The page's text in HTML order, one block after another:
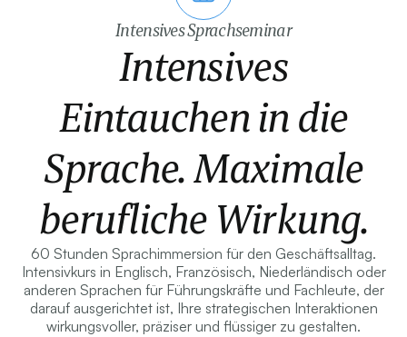
Intensives Sprachseminar
Intensives
Eintauchen in die
Sprache. Maximale
berufliche Wirkung.
60 Stunden Sprachimmersion für den Geschäftsalltag.
Intensivkurs in Englisch, Französisch, Niederländisch oder
anderen Sprachen für Führungskräfte und Fachleute, der
darauf ausgerichtet ist, Ihre strategischen Interaktionen
wirkungsvoller, präziser und flüssiger zu gestalten.